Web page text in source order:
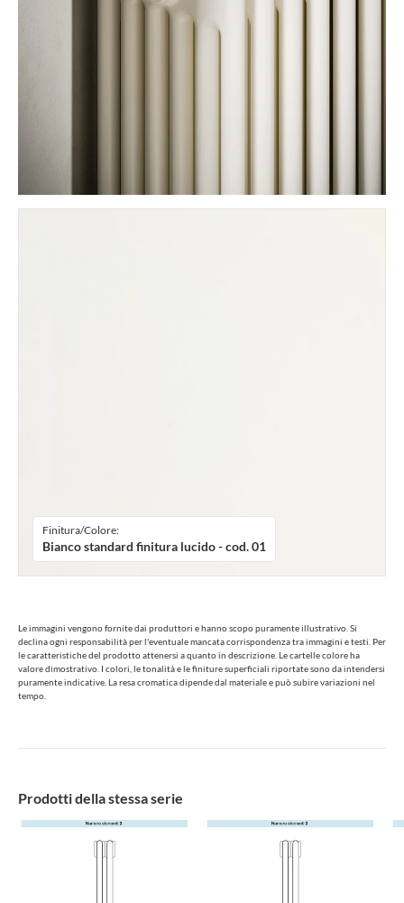
Finitura/Colore:
Bianco standard finitura lucido - cod. 01
Le immagini vengono fornite dai produttori e hanno scopo puramente illustrativo. Si
declina ogni responsabilità per l'eventuale mancata corrispondenza tra immagini e testi. Per
le caratteristiche del prodotto attenersi a quanto in descrizione. Le cartelle colore ha
valore dimostrativo. I colori, le tonalità e le finiture superficiali riportate sono da intendersi
puramente indicative. La resa cromatica dipende dal materiale e può subire variazioni nel
tempo.
Prodotti della stessa serie